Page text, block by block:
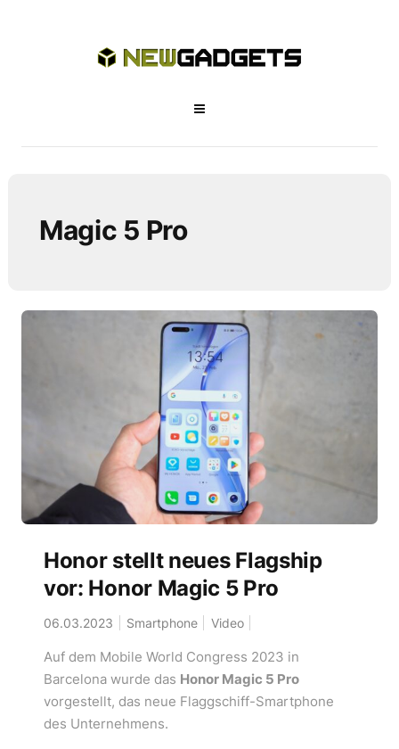
Magic 5 Pro
Honor stellt neues Flagship
vor: Honor Magic 5 Pro
06.03.2023 Smartphone Video
Auf dem Mobile World Congress 2023 in
Barcelona wurde das Honor Magic 5 Pro
vorgestellt, das neue Flaggschiff-Smartphone
des Unternehmens.